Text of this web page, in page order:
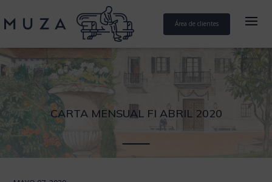
Área de clientes
CARTA MENSUAL FI ABRIL 2020